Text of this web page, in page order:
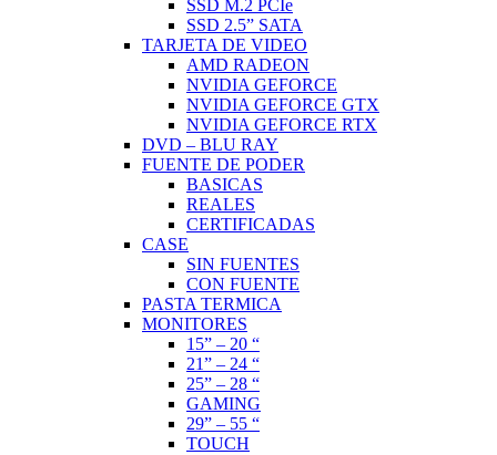
SSD M.2 PCIe
SSD 2.5” SATA
TARJETA DE VIDEO
AMD RADEON
NVIDIA GEFORCE
NVIDIA GEFORCE GTX
NVIDIA GEFORCE RTX
DVD – BLU RAY
FUENTE DE PODER
BASICAS
REALES
CERTIFICADAS
CASE
SIN FUENTES
CON FUENTE
PASTA TERMICA
MONITORES
15” – 20 “
21” – 24 “
25” – 28 “
GAMING
29” – 55 “
TOUCH